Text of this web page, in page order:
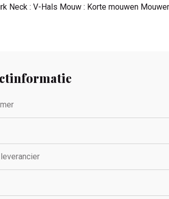
Neck : V-Hals Mouw : Korte mouwen